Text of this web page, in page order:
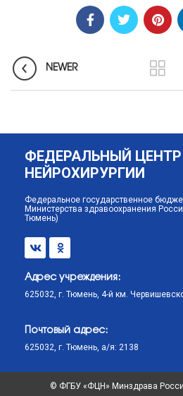
NEWER
ФЕДЕРАЛЬНЫЙ ЦЕНТР
НЕЙРОХИРУРГИИ
Федеральное государственное
Министерства здравоохранения
Тюмень)
Адрес учреждения:
625032, г. Тюмень, 4-й км.
Почтовый адрес:
625032, г. Тюмень, а/я: 2138
© ФГБУ «ФЦН» Минздрава